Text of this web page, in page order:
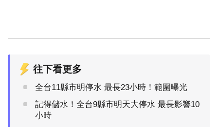
往下看更多
全台11縣市明停水 最長23小時！範圍曝光
記得儲水！全台9縣市明天大停水 最長影響10
小時